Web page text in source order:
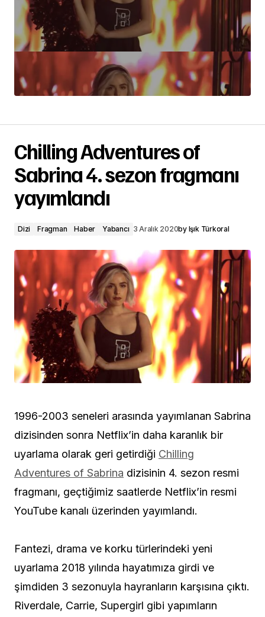
Chilling Adventures of
Sabrina 4. sezon fragmanı
yayımlandı
Dizi Fragman Haber Yabancı 3 Aralık 2020by Işık Türkoral
1996-2003 seneleri arasında yayımlanan Sabrina
dizisinden sonra Netflix’in daha karanlık bir
uyarlama olarak geri getirdiği Chilling
Adventures of Sabrina dizisinin 4. sezon resmi
fragmanı, geçtiğimiz saatlerde Netflix’in resmi
YouTube kanalı üzerinden yayımlandı.
Fantezi, drama ve korku türlerindeki yeni
uyarlama 2018 yılında hayatımıza girdi ve
şimdiden 3 sezonuyla hayranların karşısına çıktı.
Riverdale, Carrie, Supergirl gibi yapımların